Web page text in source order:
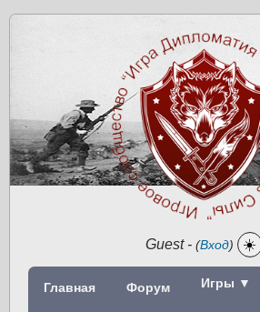
Guest- (Вход) ☀️
Главная Форум Игры ▼